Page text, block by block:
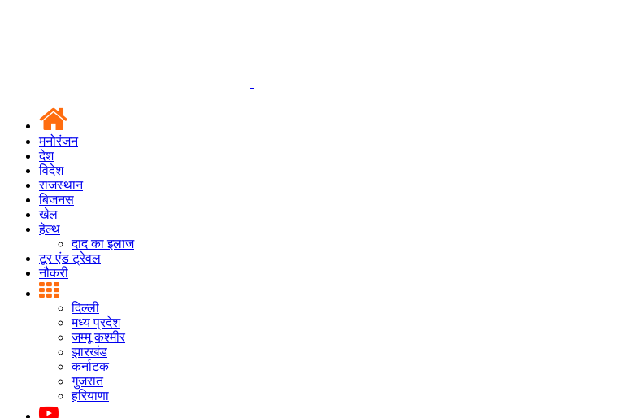
मनोरंजन
देश
विदेश
राजस्थान
बिजनस
खेल
हेल्थ
दाद का इलाज
टूर एंड ट्रेवल
नौकरी
दिल्ली
मध्य प्रदेश
जम्मू कश्मीर
झारखंड
कर्नाटक
गुजरात
हरियाणा